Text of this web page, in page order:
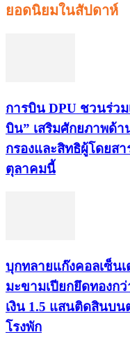
ยอดนิยมในสัปดาห์
การบิน DPU ชวนร่ว
บิน” เสริมศักยภาพด้
กรองและสิทธิผู้โดยส
ตุลาคมนี้
บุกทลายแก๊งคอลเซ็น
มะขามเปียกยึดทองก
เงิน 1.5 แสนติดสินบ
โรงพัก